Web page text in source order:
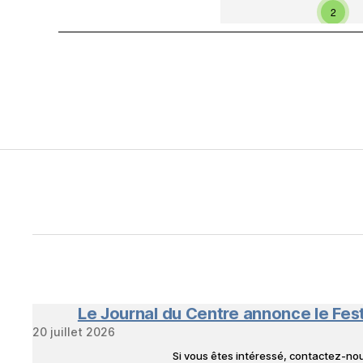
2
Le Journal du Centre annonce le
20 juillet 2026
Si vous êtes intéressé, contactez-